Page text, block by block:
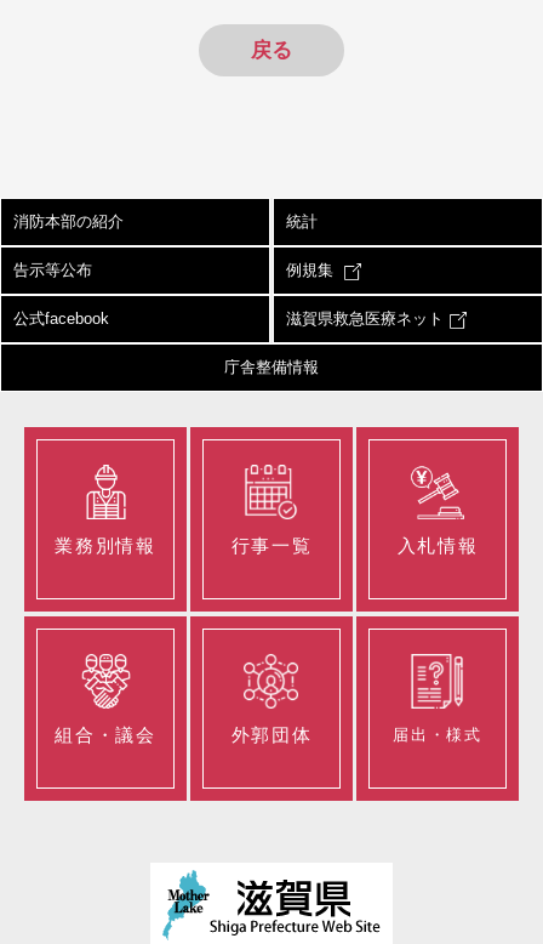
戻る
消防本部の紹介 統計
告示等公布 例規集
公式facebook 滋賀県救急医療ネット
庁舎整備情報
業務別情報 行事一覧 入札情報
組合・議会 外郭団体 届出・様式